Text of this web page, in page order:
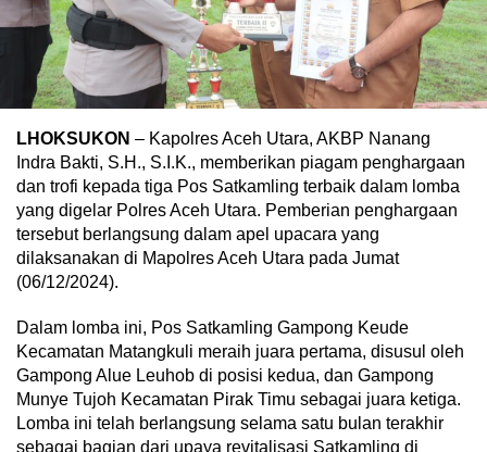
LHOKSUKON – Kapolres Aceh Utara, AKBP Nanang
Indra Bakti, S.H., S.I.K., memberikan piagam penghargaan
dan trofi kepada tiga Pos Satkamling terbaik dalam lomba
yang digelar Polres Aceh Utara. Pemberian penghargaan
tersebut berlangsung dalam apel upacara yang
dilaksanakan di Mapolres Aceh Utara pada Jumat
(06/12/2024).
Dalam lomba ini, Pos Satkamling Gampong Keude
Kecamatan Matangkuli meraih juara pertama, disusul oleh
Gampong Alue Leuhob di posisi kedua, dan Gampong
Munye Tujoh Kecamatan Pirak Timu sebagai juara ketiga.
Lomba ini telah berlangsung selama satu bulan terakhir
sebagai bagian dari upaya revitalisasi Satkamling di